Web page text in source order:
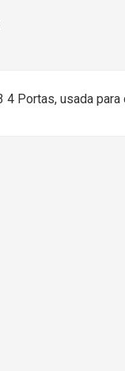
4 Portas, usada